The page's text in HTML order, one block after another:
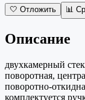
🤍 Отложить 📊
Описание
двухкамерный
поворотная,
поворотно-
комплектуется